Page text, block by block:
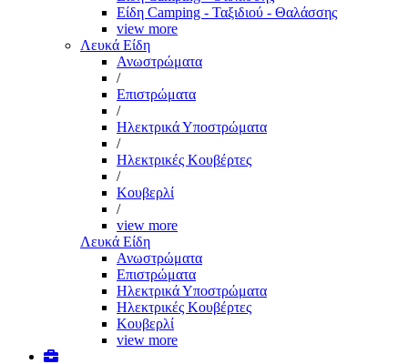
Είδη Camping - Ταξιδιού - Θαλάσσης
view more
Λευκά Είδη
Ανωστρώματα
/
Επιστρώματα
/
Ηλεκτρικά Υποστρώματα
/
Ηλεκτρικές Κουβέρτες
/
Κουβερλί
/
view more
Λευκά Είδη
Ανωστρώματα
Επιστρώματα
Ηλεκτρικά Υποστρώματα
Ηλεκτρικές Κουβέρτες
Κουβερλί
view more